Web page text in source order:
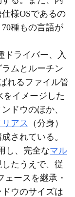
様OSであるの
種もの言語が
ドライバー、入
ムとルーチン
れるファイル管
をイメージした
ドウのほか、
アス
（分身）
されている。
し、完全なマル
たうえで、従
ェースを継承・
ウのサイズは